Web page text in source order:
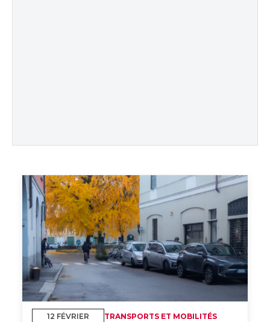
12 FÉVRIER
TRANSPORTS ET MOBILITÉS